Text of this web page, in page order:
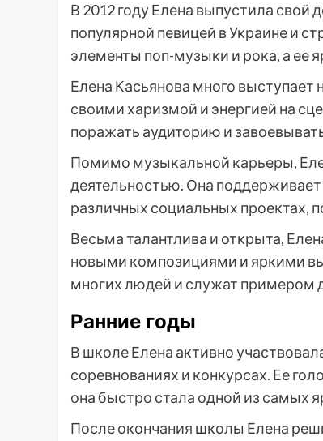
В 2012 году Елена выпустила свой
популярной певицей в Украине и
элементы поп-музыки и рока, а ее
Елена Касьянова много выступает
своими харизмой и энергией на
поражать аудиторию и
Помимо музыкальной карьеры,
деятельностью. Она поддерживает
различных социальных проектах,
Весьма талантлива и открыта,
новыми композициями и яркими
многих людей и служат примером
Ранние годы
В школе Елена активно
соревнованиях и конкурсах. Ее
она быстро стала одной из самых
После окончания школы Елена